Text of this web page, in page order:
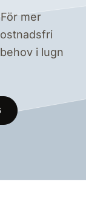
mer
i lugn